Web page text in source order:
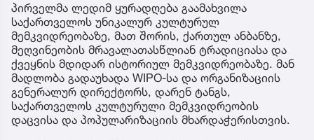
პირველმა ლედიმ ყურადღება გაამახვილა
საქართველოს უნიკალურ კულტურულ
მემკვიდრეობაზე, მათ შორის, ქართულ ანბანზე,
მეღვინეობის მრავალათასწლიან ტრადიციასა და
ქვეყნის მდიდარ ისტორიულ მემკვიდრეობაზე. მან
მადლობა გადაუხადა WIPO-სა და ორგანიზაციის
გენერალურ დირექტორს, დარენ ტანგს,
საქართველოს კულტურული მემკვიდრეობის
დაცვისა და პოპულარიზაციის მხარდაჭერისთვის.